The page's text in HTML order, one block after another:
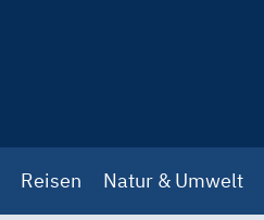
Reisen Natur & Umwelt